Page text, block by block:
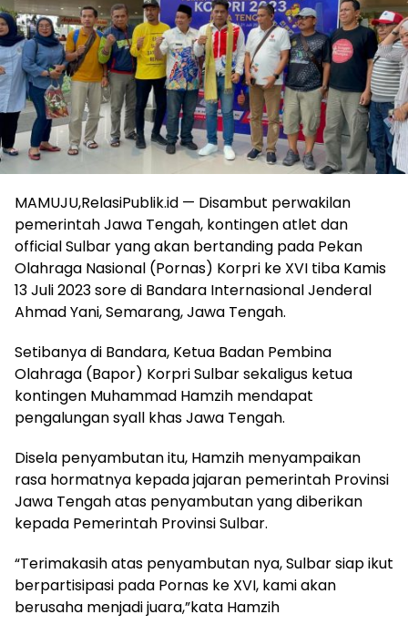
MAMUJU,RelasiPublik.id — Disambut perwakilan
pemerintah Jawa Tengah, kontingen atlet dan
official Sulbar yang akan bertanding pada Pekan
Olahraga Nasional (Pornas) Korpri ke XVI tiba Kamis
13 Juli 2023 sore di Bandara Internasional Jenderal
Ahmad Yani, Semarang, Jawa Tengah.
Setibanya di Bandara, Ketua Badan Pembina
Olahraga (Bapor) Korpri Sulbar sekaligus ketua
kontingen Muhammad Hamzih mendapat
pengalungan syall khas Jawa Tengah.
Disela penyambutan itu, Hamzih menyampaikan
rasa hormatnya kepada jajaran pemerintah Provinsi
Jawa Tengah atas penyambutan yang diberikan
kepada Pemerintah Provinsi Sulbar.
“Terimakasih atas penyambutan nya, Sulbar siap ikut
berpartisipasi pada Pornas ke XVI, kami akan
berusaha menjadi juara,”kata Hamzih